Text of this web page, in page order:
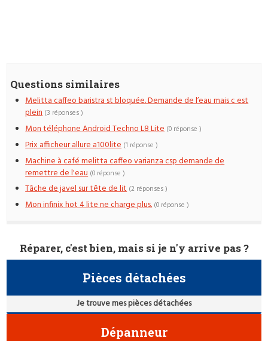
Questions similaires
Melitta caffeo baristra st bloquée. Demande de l’eau mais c est
plein (3 réponses )
Mon téléphone Android Techno L8 Lite (0 réponse )
Prix afficheur allure a100lite (1 réponse )
Machine à café melitta caffeo varianza csp demande de
remettre de l'eau (0 réponse )
Tâche de javel sur tête de lit (2 réponses )
Mon infinix hot 4 lite ne charge plus. (0 réponse )
Réparer, c'est bien, mais si je n'y arrive pas ?
Pièces détachées
Je trouve mes pièces détachées
Dépanneur